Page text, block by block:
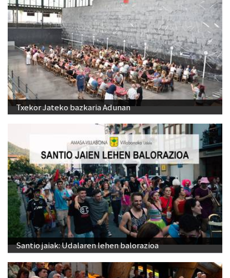
Txekor Jateko bazkaria Adunan
Santio jaiak: Udalaren lehen balorazioa